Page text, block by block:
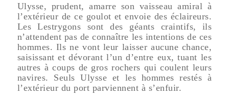
Ulysse, prudent, amarre son vaisseau amiral à
l’extérieur de ce goulot et envoie des éclaireurs.
Les Lestrygons sont des géants craintifs, ils
n’attendent pas de connaître les intentions de ces
hommes. Ils ne vont leur laisser aucune chance,
saisissant et dévorant l’un d’entre eux, tuant les
autres à coups de gros rochers qui coulent leurs
navires. Seuls Ulysse et les hommes restés à
l’extérieur du port parviennent à s’enfuir.